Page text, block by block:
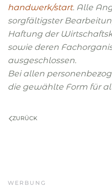
handwerk/start. Alle
sorgfältigster
Haftung der
sowie deren
ausgeschlossen.
Bei allen
die gewählte Form für
ZURÜCK
WERBUNG